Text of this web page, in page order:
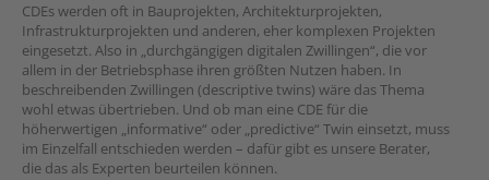
CDEs werden oft in Bauprojekten, Architekturprojekten,
Infrastrukturprojekten und anderen, eher komplexen Projekten
eingesetzt. Also in „durchgängigen digitalen Zwillingen“, die vor
allem in der Betriebsphase ihren größten Nutzen haben. In
beschreibenden Zwillingen (descriptive twins) wäre das Thema
wohl etwas übertrieben. Und ob man eine CDE für die
höherwertigen „informative“ oder „predictive“ Twin einsetzt, muss
im Einzelfall entschieden werden – dafür gibt es unsere Berater,
die das als Experten beurteilen können.